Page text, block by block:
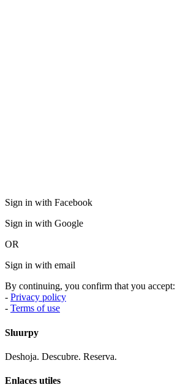
Sign in with Facebook
Sign in with Google
OR
Sign in with email
By continuing, you confirm that you accept:
- Privacy policy
- Terms of use
Sluurpy
Deshoja. Descubre. Reserva.
Enlaces utiles